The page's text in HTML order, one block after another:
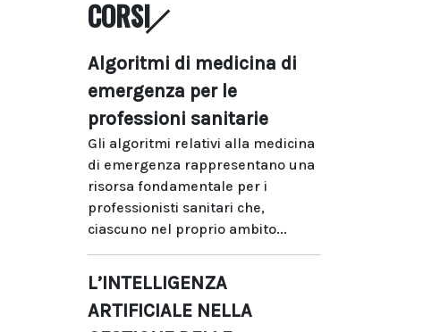
CORSI
Algoritmi di medicina di
emergenza per le
professioni sanitarie
Gli algoritmi relativi alla medicina
di emergenza rappresentano una
risorsa fondamentale per i
professionisti sanitari che,
ciascuno nel proprio ambito...
L’INTELLIGENZA
ARTIFICIALE NELLA